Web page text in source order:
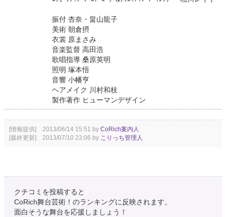
振付 杏奈・畠山龍子
美術 朝倉摂
衣裳 原まさみ
音楽監督 高田浩
歌唱指導 桑原英明
照明 塚本悟
音響 小幡亨
ヘアメイク 川村和枝
製作著作 ヒューマンデザイン
[情報提供] 2013/06/14 15:51 by CoRich案内人
[最終更新] 2013/07/10 23:06 by こりっち管理人
クチコミを投稿すると
CoRich舞台芸術！のランキングに反映されます。
面白そうな舞台を応援しましょう！